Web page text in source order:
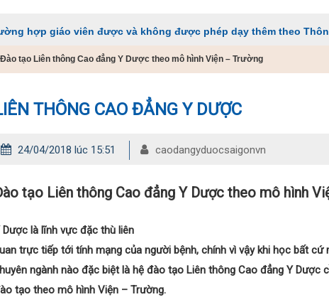
viên được và không được phép dạy thêm theo Thông tư 29
Đào tạo Liên thông Cao đẳng Y Dược theo mô hình Viện – Trường
THÔNG CAO ĐẲNG Y DƯỢC
24/04/2018 lúc 15:51 caodangyduocsaigonvn
tạo Liên thông Cao đẳng Y Dược theo mô hình
Dược là lĩnh vực đặc thù liên
trực tiếp tới tính mạng của người bệnh, chính vì vậy khi học bất cứ
ngành nào đặc biệt là hệ đào tạo Liên thông Cao đẳng Y Dược
tạo theo mô hình Viện – Trường.